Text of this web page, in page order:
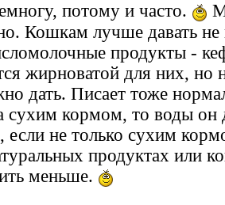
потому и часто.
Кошкам лучше давать не
продукты -
жирноватой для них, но
дать. Писает тоже
сухим кормом, то воды он
если не только сухим
продуктах или
меньше.